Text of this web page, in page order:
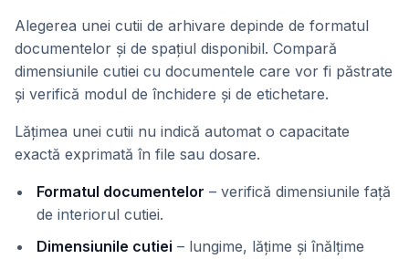
Alegerea unei cutii de arhivare depinde de formatul
documentelor și de spațiul disponibil. Compară
dimensiunile cutiei cu documentele care vor fi păstrate
și verifică modul de închidere și de etichetare.
Lățimea unei cutii nu indică automat o capacitate
exactă exprimată în file sau dosare.
Formatul documentelor – verifică dimensiunile față
de interiorul cutiei.
Dimensiunile cutiei – lungime, lățime și înălțime